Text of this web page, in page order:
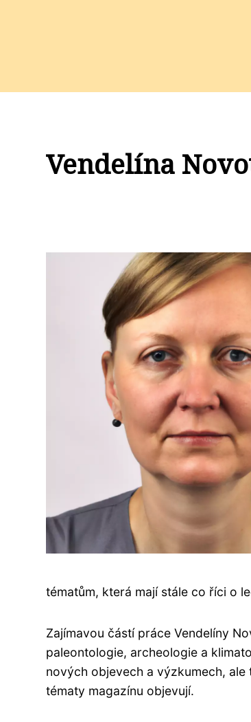
Vendelína
tématům, která mají stále co říci o
Zajímavou částí práce Vendelíny
paleontologie, archeologie a
nových objevech a výzkumech,
tématy magazínu objevují.